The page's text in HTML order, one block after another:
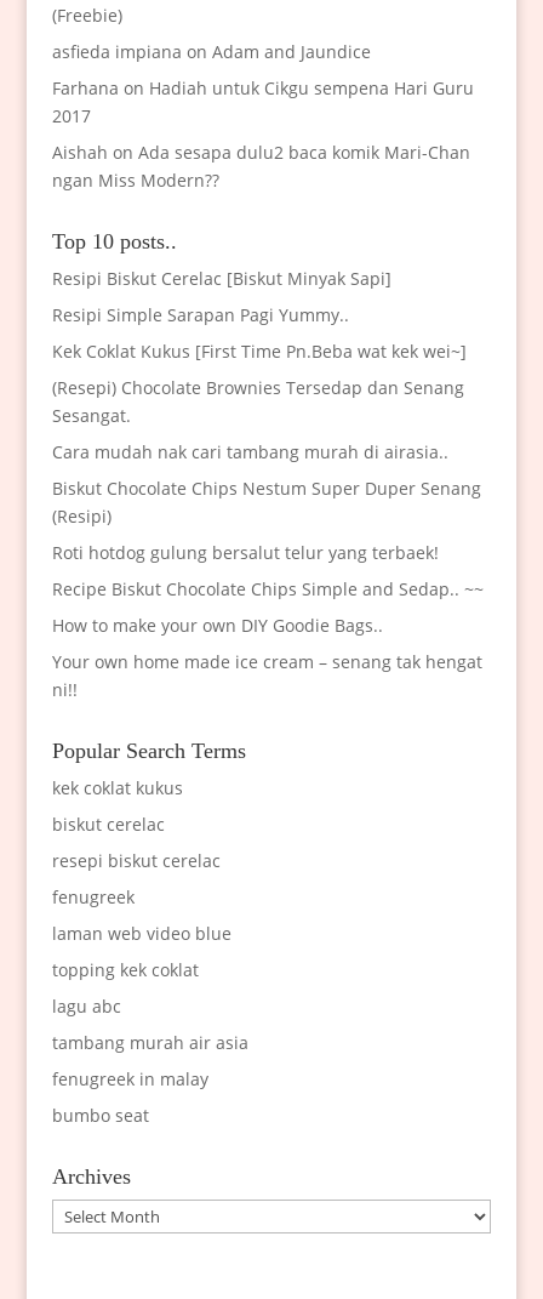
(Freebie)
asfieda impiana on Adam and Jaundice
Farhana on Hadiah untuk Cikgu sempena Hari Guru
2017
Aishah on Ada sesapa dulu2 baca komik Mari-Chan
ngan Miss Modern??
Top 10 posts..
Resipi Biskut Cerelac [Biskut Minyak Sapi]
Resipi Simple Sarapan Pagi Yummy..
Kek Coklat Kukus [First Time Pn.Beba wat kek wei~]
(Resepi) Chocolate Brownies Tersedap dan Senang
Sesangat.
Cara mudah nak cari tambang murah di airasia..
Biskut Chocolate Chips Nestum Super Duper Senang
(Resipi)
Roti hotdog gulung bersalut telur yang terbaek!
Recipe Biskut Chocolate Chips Simple and Sedap.. ~~
How to make your own DIY Goodie Bags..
Your own home made ice cream – senang tak hengat
ni!!
Popular Search Terms
kek coklat kukus
biskut cerelac
resepi biskut cerelac
fenugreek
laman web video blue
topping kek coklat
lagu abc
tambang murah air asia
fenugreek in malay
bumbo seat
Archives
Archives